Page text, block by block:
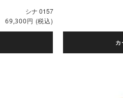
シナ 0157
69,300円 (税込)
カ